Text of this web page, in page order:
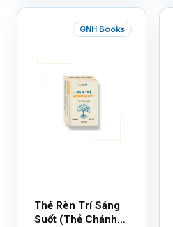
GNH Books
Thẻ Rèn Trí Sáng
Suốt (Thẻ Chánh